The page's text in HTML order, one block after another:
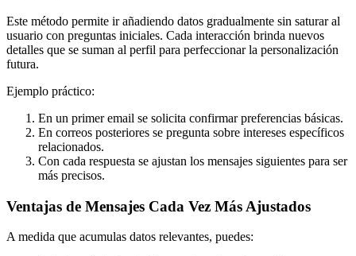
Este método permite ir añadiendo datos gradualmente sin saturar al
usuario con preguntas iniciales. Cada interacción brinda nuevos
detalles que se suman al perfil para perfeccionar la personalización
futura.
Ejemplo práctico:
En un primer email se solicita confirmar preferencias básicas.
En correos posteriores se pregunta sobre intereses específicos
relacionados.
Con cada respuesta se ajustan los mensajes siguientes para ser
más precisos.
Ventajas de Mensajes Cada Vez Más Ajustados
A medida que acumulas datos relevantes, puedes: